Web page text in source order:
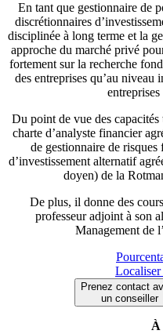
En tant que gestionnaire de
discrétionnaires
disciplinée à long terme et la
approche du marché privé
fortement sur la recherche
des entreprises qu’au niveau
Du point de vue des
charte d’analyste financier
de gestionnaire de
d’investissement alternatif
doyen) de la
De plus, il donne des
professeur adjoint à son
Management de
Localiser
Prenez contact
un conseiller
À